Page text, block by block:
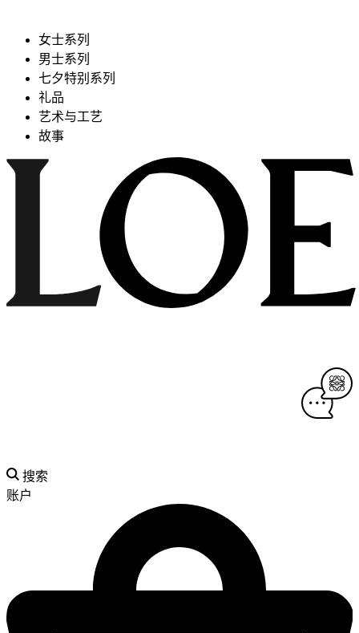
女士系列
男士系列
七夕特别系列
礼品
艺术与工艺
故事
搜索
账户